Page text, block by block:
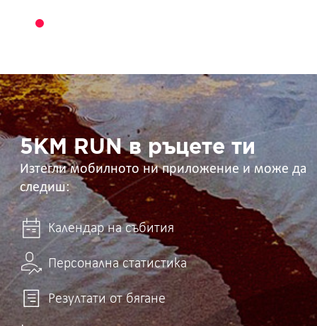
5KM
RUN
в
ръцете
ти 5KM RUN в ръцете ти
Изтегли мобилното ни приложение и може да
следиш:
Календар на събития
Персонална статистика
Резултати от бягане